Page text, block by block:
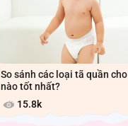
So sánh các loại tã quần
nào tốt nhất?
15.8k